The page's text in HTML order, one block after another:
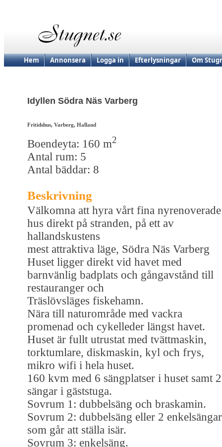
Hem Annonsera Logga in Efterlysningar Om
Idyllen Södra Näs Varberg
Fritidshus, Varberg, Halland
Boendeyta: 160 m2
Antal rum: 5
Antal bäddar: 8
Beskrivning
Välkomna att hyra vårt fina nyrenoverade
hus direkt på stranden, på ett av
hallandskustens
mest attraktiva läge, Södra Näs Varberg
Huset ligger direkt vid havet med
barnvänlig badplats och gångavstånd till
restauranger och
Träslövsläges fiskehamn.
Nära till naturområde med vackra
promenad och cykelleder längst havet.
Huset är fullt utrustat med tvättmaskin,
torktumlare, diskmaskin, kyl och frys,
mikro wifi i hela huset.
160 kvm med 6 sängplatser i huset samt 2
sängar i gäststuga.
Sovrum 1: dubbelsäng och braskamin.
Sovrum 2: dubbelsäng eller 2 enkelsängar
som går att ställa isär.
Sovrum 3: enkelsäng.